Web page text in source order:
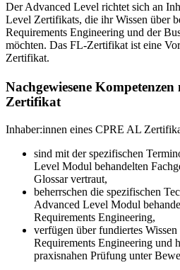
Der Advanced Level richtet sich an
Level Zertifikats, die ihr Wissen über
Requirements Engineering und der
möchten. Das FL-Zertifikat ist eine
Zertifikat.
Nachgewiesene
Zertifikat
Inhaber:innen eines CPRE AL
sind mit der spezifischen
Level Modul behandelten
Glossar vertraut,
beherrschen die spezifischen
Advanced Level Modul
Requirements Engineering,
verfügen über fundiertes
Requirements Engineering und
praxisnahen Prüfung unter